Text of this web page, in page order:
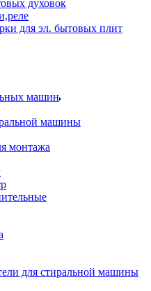
духовок
для эл. бытовых плит
машин
машины
монтажа
для стиральной машины